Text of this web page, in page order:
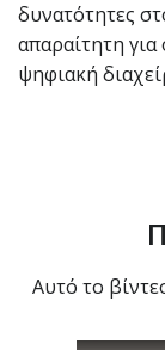
δυνατότητες
απαραίτητη
ψηφιακή
Αυτό το